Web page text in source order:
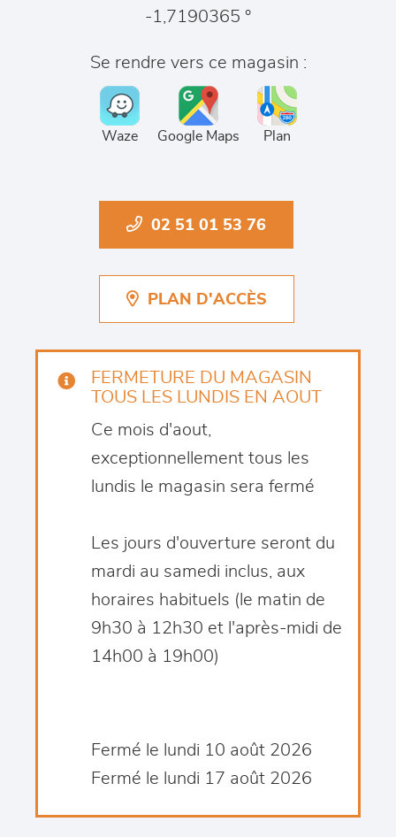
-1,7190365 °
Se rendre vers ce magasin :
Waze Google Maps Plan
02 51 01 53 76
PLAN D'ACCÈS
FERMETURE DU MAGASIN
TOUS LES LUNDIS EN AOUT
Ce mois d'aout,
exceptionnellement tous les
lundis le magasin sera fermé
Les jours d'ouverture seront du
mardi au samedi inclus, aux
horaires habituels (le matin de
9h30 à 12h30 et l'après-midi de
14h00 à 19h00)
Fermé le lundi 10 août 2026
Fermé le lundi 17 août 2026